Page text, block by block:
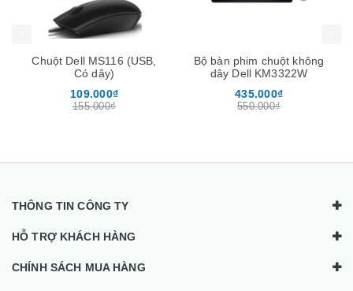
Bộ bàn phim chuột không
dây Dell KM3322W
435.000₫
550.000₫
Bộ Phát WiFi ốp trần 3
băng tần Tốc đố AC3000
Homa
650.000₫
995.000₫
THÔNG TIN CÔNG TY
HỖ TRỢ KHÁCH HÀNG
CHÍNH SÁCH MUA HÀNG